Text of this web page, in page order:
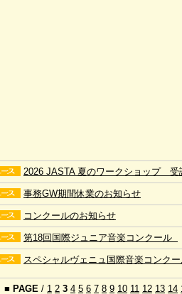
2026 JASTA 夏のワークショップ 受
事務GW期間休業のお知らせ
コンクールのお知らせ
第18回国際ジュニア音楽コンクール
スペシャルヴェニュ国際音楽コンク
■ PAGE / 1 2 3 4 5 6 7 8 9 10 11 12 13 14